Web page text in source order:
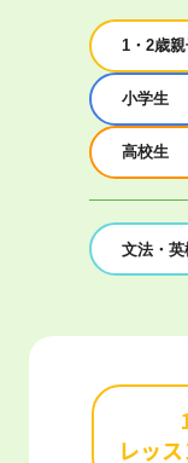
1・2歳
小学生
高校生
文法・英
レッ